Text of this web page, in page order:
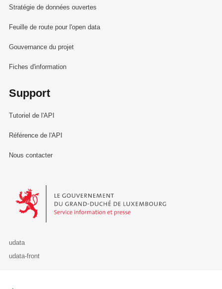
Stratégie de données ouvertes
Feuille de route pour l'open data
Gouvernance du projet
Fiches d'information
Support
Tutoriel de l'API
Référence de l'API
Nous contacter
Le Gouvernement du Grand-Duché de Luxembourg - Service
udata
udata-front